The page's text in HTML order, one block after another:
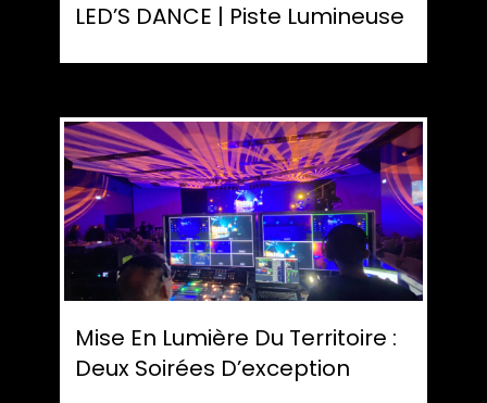
LED’S DANCE | Piste Lumineuse
Mise En Lumière Du Territoire :
Deux Soirées D’exception